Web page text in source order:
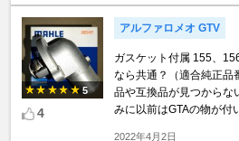
5
4
アルファロメオ GTV
ガスケット付属 155、
なら共通？（適合純正品
品や互換品が見つからな
みに以前はGTAの物が付
2022年4月2日